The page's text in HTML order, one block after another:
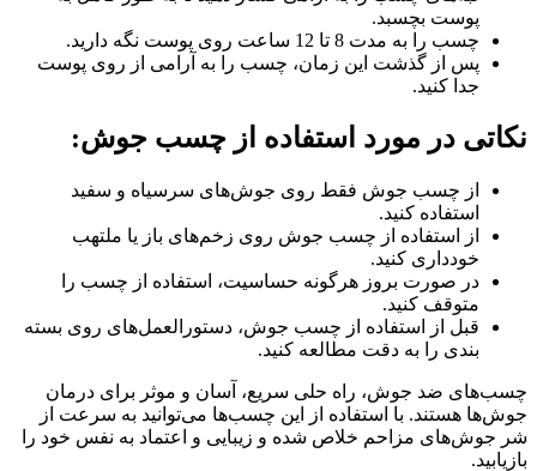
پوست بچسبد.
چسب را به مدت 8 تا 12 ساعت روی پوست نگه دارید.
پس از گذشت این زمان، چسب را به آرامی از روی پوست
جدا کنید.
نکاتی در مورد استفاده از چسب جوش:
از چسب جوش فقط روی جوش‌های سرسیاه و سفید
استفاده کنید.
از استفاده از چسب جوش روی زخم‌های باز یا ملتهب
خودداری کنید.
در صورت بروز هرگونه حساسیت، استفاده از چسب را
متوقف کنید.
قبل از استفاده از چسب جوش، دستورالعمل‌های روی بسته
بندی را به دقت مطالعه کنید.
چسب‌های ضد جوش، راه حلی سریع، آسان و موثر برای درمان
جوش‌ها هستند. با استفاده از این چسب‌ها می‌توانید به سرعت از
شر جوش‌های مزاحم خلاص شده و زیبایی و اعتماد به نفس خود را
بازیابید.